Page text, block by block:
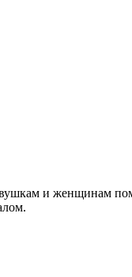
и женщинам